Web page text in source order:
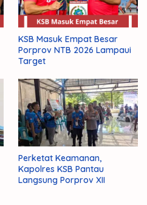
KSB Masuk Empat Besar
Porprov NTB 2026 Lampaui
Target
Perketat Keamanan,
Kapolres KSB Pantau
Langsung Porprov XII